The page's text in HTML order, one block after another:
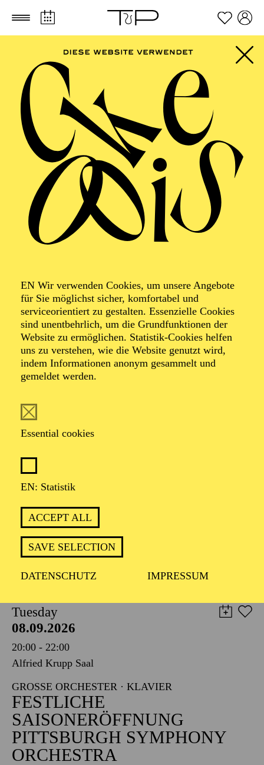
Zum Hauptinhalt springen Zum Footer springen
EN Wir verwenden Cookies, um unsere Angebote
für Sie möglichst sicher, komfortabel und
serviceorientiert zu gestalten. Essenzielle Cookies
sind unentbehrlich, um die Grundfunktionen der
Website zu ermöglichen. Statistik-Cookies helfen
uns zu verstehen, wie die Website genutzt wird,
indem Informationen anonym gesammelt und
gemeldet werden.
Essential cookies
EN: Statistik
ACCEPT ALL
SAVE SELECTION
DATENSCHUTZ IMPRESSUM
FILTER
SEPTEMBER 2026
PHILHARMONIE ESSEN
Friday
04.09.2026
20:00 - 23:00
Alfried Krupp Saal
Organiser: Theater-, Konzert- u. Gastspieldirektion OTTO
HOFNER GMBH
TICKETS
55,20 52,70€
EN: SCHAUSPIEL ESSEN
05.09.2026
19:30 - 21:30
BLICK AUF DEN IRAN –
STIMMEN ZUR AKTUELLEN
LAGE
TICKETS
8,00€
Tuesday
08.09.2026
20:00 - 22:00
Alfried Krupp Saal
GROSSE ORCHESTER · KLAVIER
FESTLICHE
SAISONERÖFFNUNG
PITTSBURGH SYMPHONY
ORCHESTRA